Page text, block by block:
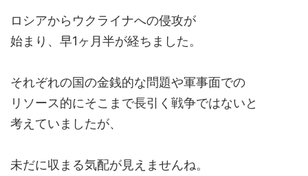
ロシアからウクライナへの侵攻が
始まり、早1ヶ月半が経ちました。
それぞれの国の金銭的な問題や軍事面での
リソース的にそこまで長引く戦争ではないと
考えていましたが、
未だに収まる気配が見えませんね。